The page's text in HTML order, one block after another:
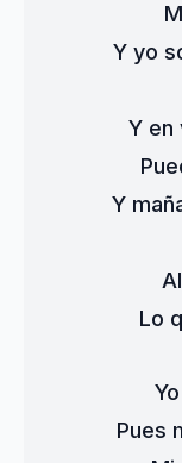
Y yo
Y en
Y
Lo
Pues